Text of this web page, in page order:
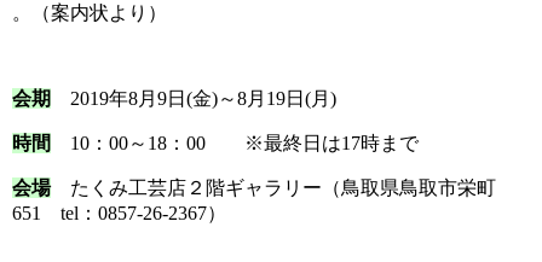
。（案内状より）
会期 2019年8月9日(金)～8月19日(月)
時間 10：00～18：00 ※最終日は17時まで
会場 たくみ工芸店 ２階ギャラリー（鳥取県鳥取市栄町
651 tel：0857-26-2367）